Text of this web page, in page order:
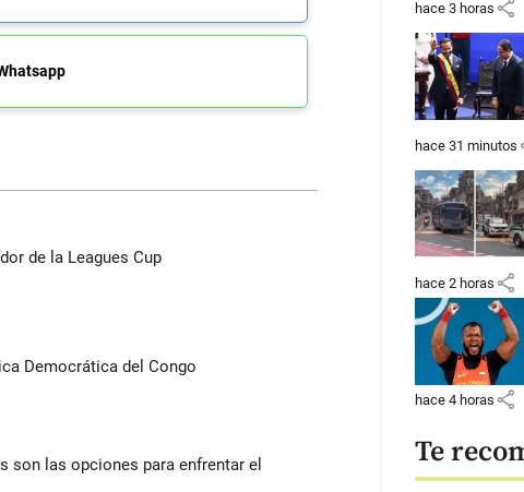
de la Leagues Cup
Democrática del Congo
son las opciones para enfrentar el
hace 3 horas share
hace 31 minutos
hace 2 horas share
hace 4 horas share
Te